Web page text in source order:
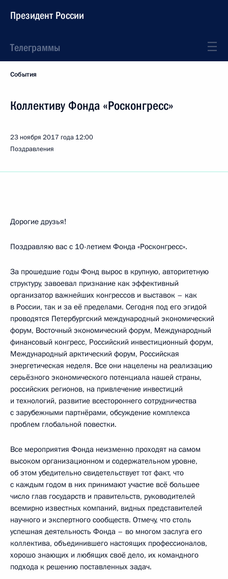
Президент России
Телеграммы
События
Коллективу Фонда «Росконгресс»
23 ноября 2017 года 12:00
Поздравления
Дорогие друзья!
Поздравляю вас с 10-летием Фонда «Росконгресс».
За прошедшие годы Фонд вырос в крупную, авторитетную
структуру, завоевал признание как эффективный
организатор важнейших конгрессов и выставок – как
в России, так и за её пределами. Сегодня под его эгидой
проводятся Петербургский международный экономический
форум, Восточный экономический форум, Международный
финансовый конгресс, Российский инвестиционный форум,
Международный арктический форум, Российская
энергетическая неделя. Все они нацелены на реализацию
серьёзного экономического потенциала нашей страны,
российских регионов, на привлечение инвестиций
и технологий, развитие всестороннего сотрудничества
с зарубежными партнёрами, обсуждение комплекса
проблем глобальной повестки.
Все мероприятия Фонда неизменно проходят на самом
высоком организационном и содержательном уровне,
об этом убедительно свидетельствует тот факт, что
с каждым годом в них принимают участие всё большее
число глав государств и правительств, руководителей
всемирно известных компаний, видных представителей
научного и экспертного сообществ. Отмечу, что столь
успешная деятельность Фонда – во многом заслуга его
коллектива, объединившего настоящих профессионалов,
хорошо знающих и любящих своё дело, их командного
подхода к решению поставленных задач.